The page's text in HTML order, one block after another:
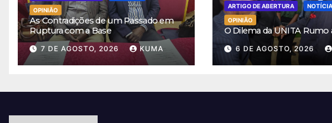
OPINIÃO
As Contradições de um Passado em
Ruptura com a Base
7 DE AGOSTO, 2026 KUMA
ARTIGO DE ABERTURA
OPINIÃO
O Dilema da UNITA Rumo
6 DE AGOSTO, 2026